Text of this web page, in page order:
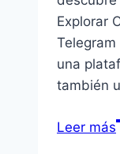
Explorar
Telegram
una
también
Leer más